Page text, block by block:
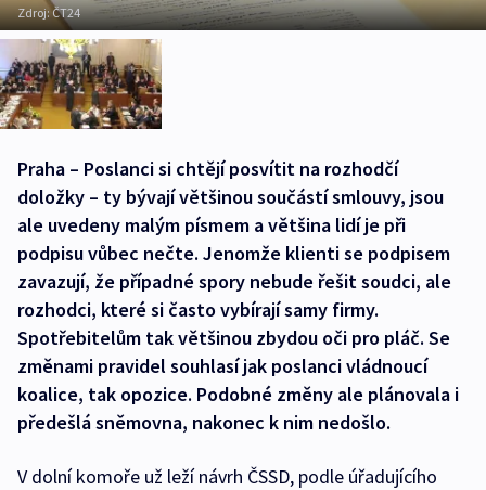
Zdroj: ČT24
Praha – Poslanci si chtějí posvítit na rozhodčí
doložky – ty bývají většinou součástí smlouvy, jsou
ale uvedeny malým písmem a většina lidí je při
podpisu vůbec nečte. Jenomže klienti se podpisem
zavazují, že případné spory nebude řešit soudci, ale
rozhodci, které si často vybírají samy firmy.
Spotřebitelům tak většinou zbydou oči pro pláč. Se
změnami pravidel souhlasí jak poslanci vládnoucí
koalice, tak opozice. Podobné změny ale plánovala i
předešlá sněmovna, nakonec k nim nedošlo.
V dolní komoře už leží návrh ČSSD, podle úřadujícího